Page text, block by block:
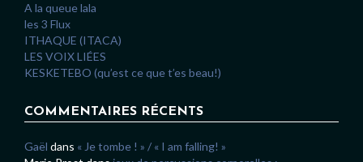
A la queue lala
les 3 Flux
ITHAQUE (ITACA)
LES VOIX LIÉES
KESKETEBO (qu’est ce que t’es beau!)
COMMENTAIRES RÉCENTS
Gaël dans « Je tombe ! » / « I am falling! »